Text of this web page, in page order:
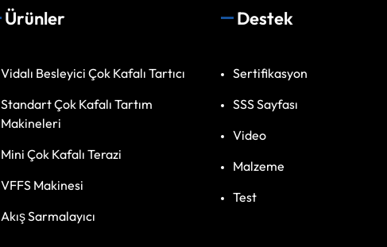
Ürünler
Vidalı Besleyici Çok Kafalı Tartıcı
Standart Çok Kafalı Tartım
Makineleri
Mini Çok Kafalı Terazi
VFFS Makinesi
Akış Sarmalayıcı
Destek
Sertifikasyon
SSS Sayfası
Video
Malzeme
Test